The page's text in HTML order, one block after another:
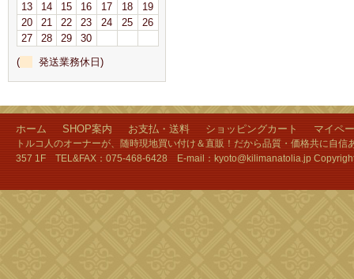
13
14 15 16 17 18
19
20
21 22 23 24 25
26
27
28 29
30
(
発送業務休日)
ホーム SHOP案内 お支払・送料 ショッピングカート マイペ
トルコ人のオーナーが、随時現地買い付け＆直販！だから品質・価格共に自
357 1F TEL&FAX：075-468-6428 E-mail：kyoto@kilimanatolia.jp